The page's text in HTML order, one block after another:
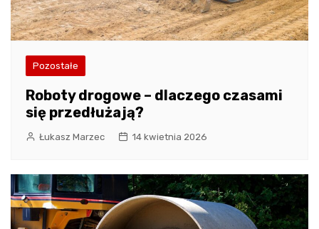
Pozostałe
Roboty drogowe – dlaczego czasami
się przedłużają?
Łukasz Marzec 14 kwietnia 2026